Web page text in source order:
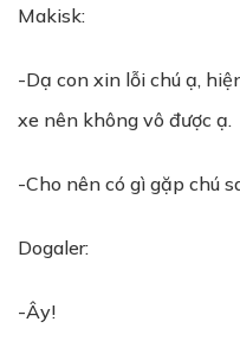
Makisk:
-Dạ con xin lỗi chú ạ,
xe nên không vô được ạ.
-Cho nên có gì gặp chú
Dogaler:
-Ây!